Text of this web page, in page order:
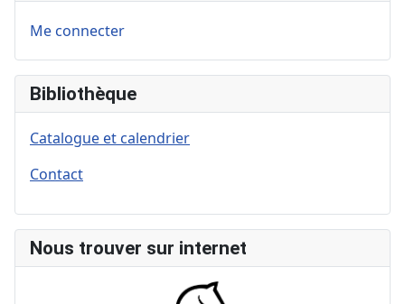
Me connecter
Bibliothèque
Catalogue et calendrier
Contact
Nous trouver sur internet